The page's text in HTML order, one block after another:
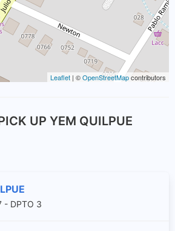
Leaflet | ©OpenStreetMapcontributors
UP YEM QUILPUE
- DPTO 3